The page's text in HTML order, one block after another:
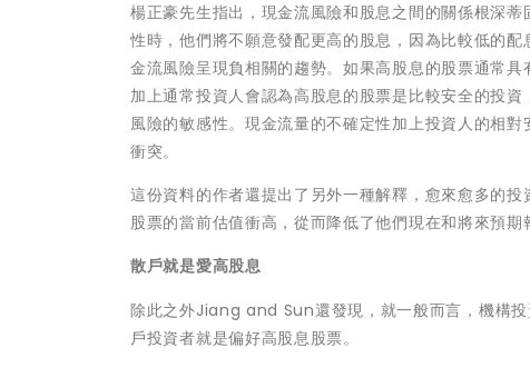
楊正豪先生指出，現金流風險和股息之間的關係根深
性時，他們將不願意發配更高的股息，因為比較低的
金流風險呈現負相關的趨勢。如果高股息的股票通常
加上通常投資人會認為高股息的股票是比較安全的投
風險的敏感性。現金流量的不確定性加上投資人的相
衝突。
這份資料的作者還提出了另外一種解釋，愈來愈多的
股票的當前估值衝高，從而降低了他們現在和將來預期
散戶就是愛高股息
除此之外Jiang and Sun還發現，就一般而言，機構
戶投資者就是偏好高股息股票。